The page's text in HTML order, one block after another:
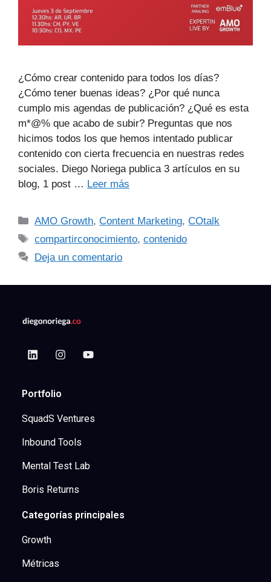
¿Cómo crear contenido para todos los días?
¿Cómo tener buenas ideas? ¿Por qué nunca
cumplo mis agendas de publicación? ¿Qué es esta
m*@% que acabo de subir? Preguntas que nos
hicimos todos los que hemos intentado publicar
contenido con cierta frecuencia en nuestras redes
sociales. Diego Noriega publica 3 artículos en su
blog, 1 post … Leer más
AMO Growth,Content Marketing,COtalk
compartirconocimiento,contenido
Deja un comentario
Portfolio
SquadS Ventures
Inbound Tools
Mental Test Lab
Boris Returns
Categorías principales
Growth
Métricas